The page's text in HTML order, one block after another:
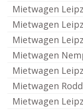
Mietwagen
Mietwagen
Mietwagen
Mietwagen
Mietwagen
Mietwagen
Mietwagen